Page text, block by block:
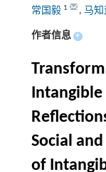
常国毅 1 , 马知
作者信息 +
Intangible
Social
of